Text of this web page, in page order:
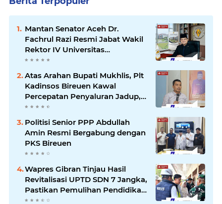
Mantan Senator Aceh Dr.
Fachrul Razi Resmi Jabat Wakil
Rektor IV Universitas
Kartamulia Purwakarta
Atas Arahan Bupati Mukhlis, Plt
Kadinsos Bireuen Kawal
Percepatan Penyaluran Jadup,
Intens Berkoordinasi dengan
Kemensos
Politisi Senior PPP Abdullah
Amin Resmi Bergabung dengan
PKS Bireuen
Wapres Gibran Tinjau Hasil
Revitalisasi UPTD SDN 7 Jangka,
Pastikan Pemulihan Pendidikan
Pascabencana Berjalan Optimal